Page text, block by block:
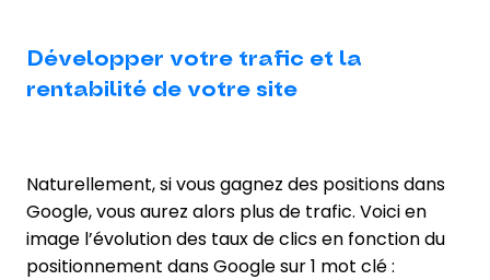
Développer votre trafic et la
rentabilité de votre site
Naturellement, si vous gagnez des positions dans
Google, vous aurez alors plus de trafic. Voici en
image l’évolution des taux de clics en fonction du
positionnement dans Google sur 1 mot clé :